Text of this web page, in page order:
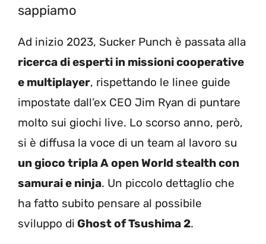
sappiamo
Ad inizio 2023, Sucker Punch è passata alla
ricerca di esperti in missioni cooperative
e multiplayer, rispettando le linee guide
impostate dall’ex CEO Jim Ryan di puntare
molto sui giochi live. Lo scorso anno, però,
si è diffusa la voce di un team al lavoro su
un gioco tripla A open World stealth con
samurai e ninja. Un piccolo dettaglio che
ha fatto subito pensare al possibile
sviluppo di Ghost of Tsushima 2.